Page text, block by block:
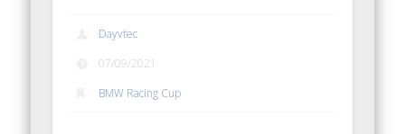
Dayvtec
07/09/2021
BMW Racing Cup